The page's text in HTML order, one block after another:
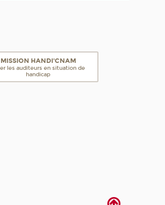
MISSION HANDI'CNAM
les auditeurs en situation de
handicap